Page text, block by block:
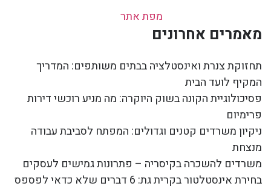
מפת אתר
מאמרים אחרונים
תחזוקת צנרת ואינסטלציה בבתים משותפים: המדריך
המקיף לועד הבית
פסיכולוגיית הקונה בשוק היוקרה: מה מניע רוכשי דירות
פרימיום
ניקיון משרדים קטנים וגדולים: המפתח לסביבת עבודה
מנצחת
משרדים להשכרה בקיסריה – פתרונות גמישים לעסקים
בחירת אינסטלטור בקרית גת: 6 דברים שלא כדאי לפספס